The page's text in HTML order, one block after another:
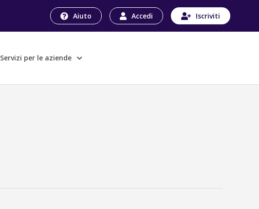
Aiuto Accedi Iscriviti
Servizi per le aziende